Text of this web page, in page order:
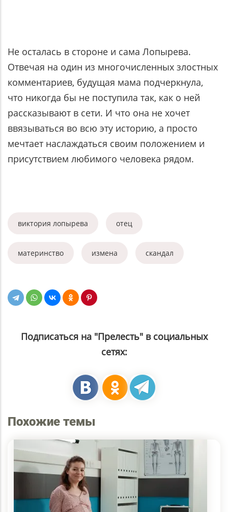
Не осталась в стороне и сама Лопырева.
Отвечая на один из многочисленных злостных
комментариев, будущая мама подчеркнула,
что никогда бы не поступила так, как о ней
рассказывают в сети. И что она не хочет
ввязываться во всю эту историю, а просто
мечтает наслаждаться своим положением и
присутствием любимого человека рядом.
виктория лопырева отец
материнство измена скандал
Подписаться на "Прелесть" в социальных
сетях:
Похожие темы